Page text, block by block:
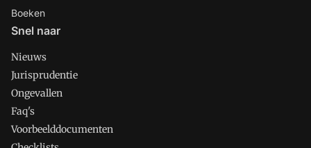
Boeken
Snel naar
Nieuws
Jurisprudentie
Ongevallen
Faq's
Voorbeelddocumenten